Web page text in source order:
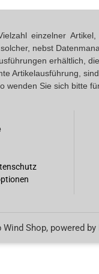
einzelner
nebst
erhältlich,
Artikelausführung,
wenden Sie sich bitte
Wind Shop, powered by